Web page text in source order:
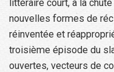
littéraire court, à la
nouvelles formes de
réinventée et
troisième épisode du
ouvertes, vecteurs de